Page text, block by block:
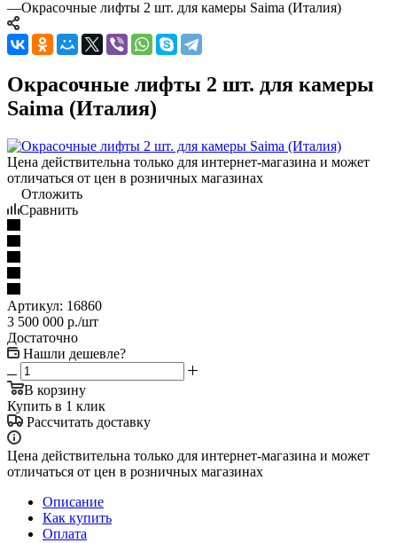
—Окрасочные лифты 2 шт. для камеры Saima (Италия)
Окрасочные лифты 2 шт. для камеры
Saima (Италия)
Цена действительна только для интернет-магазина и может
отличаться от цен в розничных магазинах
Отложить
Сравнить
Артикул: 16860
3 500 000 р./шт
Достаточно
Нашли дешевле?
В корзину
Купить в 1 клик
Рассчитать доставку
Цена действительна только для интернет-магазина и может
отличаться от цен в розничных магазинах
Описание
Как купить
Оплата